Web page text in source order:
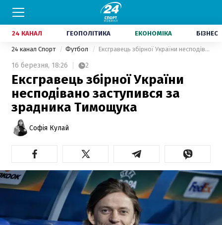
24 КАНАЛ ГЕОПОЛІТИКА ЕКОНОМІКА БІЗНЕС
24 канал Спорт Футбол Ексгравець збірної України несподівано заступився за зрадника Тимощука
16 березня, 18:26 2
Ексгравець збірної України
несподівано заступився за
зрадника Тимощука
Софія Кулай